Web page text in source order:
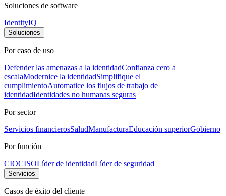
Soluciones de software
IdentityIQ
Soluciones
Por caso de uso
Defender las amenazas a la identidadConfianza cero a
escalaModernice la identidadSimplifique el
cumplimientoAutomatice los flujos de trabajo de
identidadIdentidades no humanas seguras
Por sector
Servicios financierosSaludManufacturaEducación superiorGobierno
Por función
CIOCISOLíder de identidadLíder de seguridad
Servicios
Casos de éxito del cliente